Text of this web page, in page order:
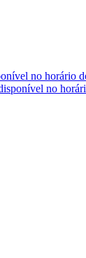
no horário
no